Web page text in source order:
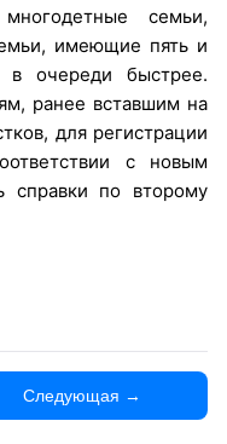
семьи,
имеющие пять и
в очереди быстрее.
ранее вставшим на
для регистрации
с новым
справки по второму
Следующая →